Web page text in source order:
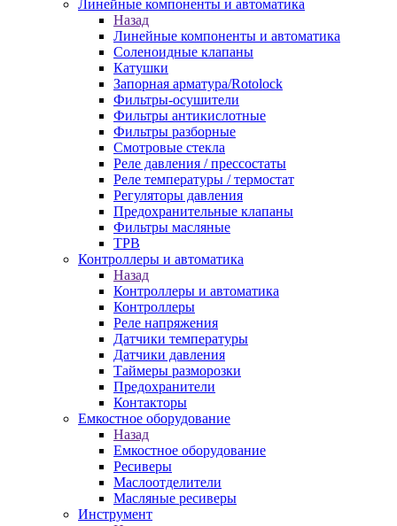
Линейные компоненты и автоматика
Назад
Линейные компоненты и автоматика
Соленоидные клапаны
Катушки
Запорная арматура/Rotolock
Фильтры-осушители
Фильтры антикислотные
Фильтры разборные
Смотровые стекла
Реле давления / прессостаты
Реле температуры / термостат
Регуляторы давления
Предохранительные клапаны
Фильтры масляные
ТРВ
Контроллеры и автоматика
Назад
Контроллеры и автоматика
Контроллеры
Реле напряжения
Датчики температуры
Датчики давления
Таймеры разморозки
Предохранители
Контакторы
Емкостное оборудование
Назад
Емкостное оборудование
Ресиверы
Маслоотделители
Масляные ресиверы
Инструмент